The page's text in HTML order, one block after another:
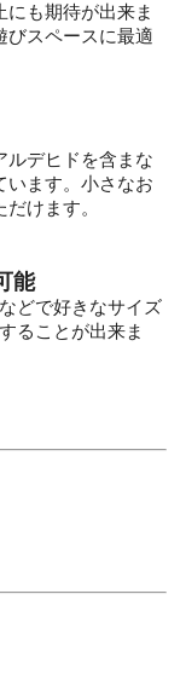
にも期待が出来ま
びスペースに最適
ルデヒドを含まな
います。小さなお
けます。
能
どで好きなサイズ
ることが出来ま